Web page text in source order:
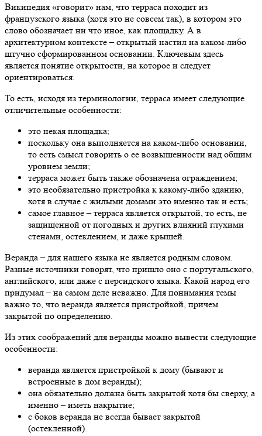
Википедия «говорит» нам, что терраса походит из
французского языка (хотя это не совсем так), в котором это
слово обозначает ни что иное, как площадку. А в
архитектурном контексте – открытый настил на каком-либо
штучно сформированном основании. Ключевым здесь
является понятие открытости, на которое и следует
ориентироваться.
То есть, исходя из терминологии, терраса имеет следующие
отличительные особенности:
это некая площадка;
поскольку она выполняется на каком-либо основании,
то есть смысл говорить о ее возвышенности над общим
уровнем земли;
терраса может быть также обозначена ограждением;
это необязательно пристройка к какому-либо зданию,
хотя в случае с жилыми домами это именно так и есть;
самое главное – терраса является открытой, то есть, не
защищенной от погодных и других влияний глухими
стенами, остеклением, и даже крышей.
Веранда – для нашего языка не является родным словом.
Разные источники говорят, что пришло оно с португальского,
английского, или даже с персидского языка. Какой народ его
придумал – на самом деле неважно. Для понимания темы
важно то, что веранда является пристройкой, причем
закрытой по определению.
Из этих соображений для веранды можно вывести следующие
особенности:
веранда является пристройкой к дому (бывают и
встроенные в дом веранды);
она обязательно должна быть закрытой хотя бы сверху, а
именно – иметь накрытие;
с боков веранда не всегда бывает закрытой
(остекленной).